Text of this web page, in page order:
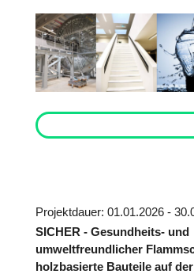
Projektdauer: 01.01.2026 -
SICHER - Gesundheits- und
umweltfreundlicher
holzbasierte Bauteile auf